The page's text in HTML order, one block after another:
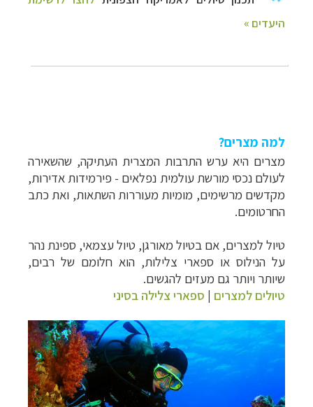
למה מצרים?
מצרים היא ערש התרבות המצרית העתיקה, שהשאירה
לעולם נכסי מורשת עולמית נפלאים - פירמידות אדירות,
מקדשים מרשימים, מומיות מעוררות השתאות, ואת כתב
החרטומים.
טיול למצרים, אם בטיול מאורגן, טיול עצמאי, ספינת נהר
על הנילוס או ספארי צלילות, הוא חלומם של רבים,
שיותר ויותר גם מעזים להגשים.
טיולים למצרים | ספארי צלילה בסיני